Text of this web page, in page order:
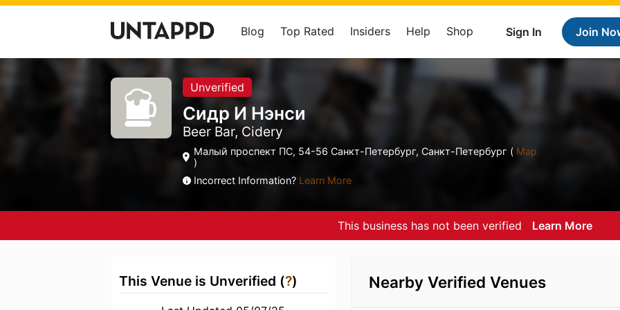
Sign In Join
Blog Top Rated Insiders Help Shop
Unverified
Сидр И Нэнси
Beer Bar, Cidery
Малый проспект ПС, 54-56 Санкт-Петербург, Санкт-Петербург ( Map
)
Incorrect Information? Learn More
This business has not been verified Learn More
This Venue is Unverified (?) Nearby Verified Venues